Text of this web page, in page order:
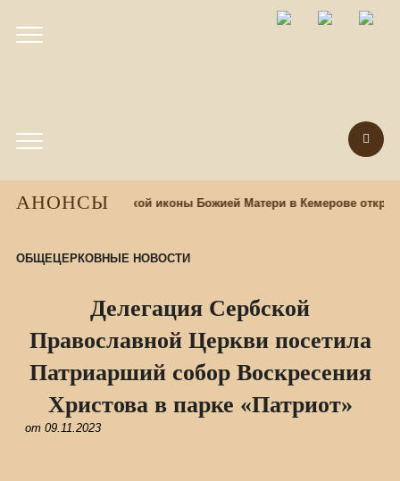
АНОНСЫ
При храме Казанской иконы Божией Матери в Кемерове
ОБЩЕЦЕРКОВНЫЕ НОВОСТИ
Делегация Сербской
Православной Церкви посетила
Патриарший собор Воскресения
Христова в парке «Патриот»
от 09.11.2023